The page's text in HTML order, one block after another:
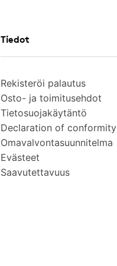
Tiedot
Rekisteröi palautus
Osto- ja toimitusehdot
Tietosuojakäytäntö
Declaration of conformity
Omavalvontasuunnitelma
Evästeet
Saavutettavuus